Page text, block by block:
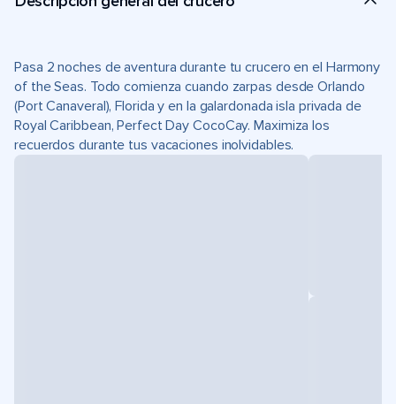
Pasa 2 noches de aventura durante tu crucero en el Harmony
of the Seas. Todo comienza cuando zarpas desde Orlando
(Port Canaveral), Florida y en la galardonada isla privada de
Royal Caribbean, Perfect Day CocoCay. Maximiza los
recuerdos durante tus vacaciones inolvidables.